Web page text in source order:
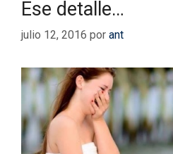
Ese detalle…
julio 12, 2016 por ant